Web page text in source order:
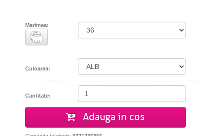
Marimea:
Culoarea:
Cantitate:
Adauga in cos